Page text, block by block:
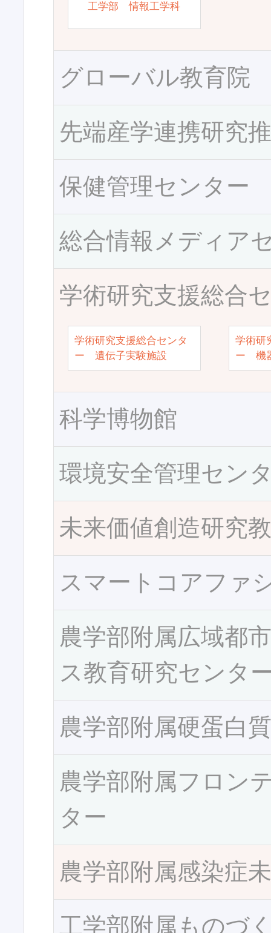
工学部 情報工学科
グローバル教育院
先端産学連携研究
保健管理センター
総合情報メディア
学術研究支援総合
学術研究支援総合センタ
ー 遺伝子実験施設
学術研
ー 機
科学博物館
環境安全管理セン
未来価値創造研究
スマートコアファ
農学部附属広域都
ス教育研究センタ
農学部附属硬蛋白
農学部附属フロン
ター
農学部附属感染症
工学部附属ものづ